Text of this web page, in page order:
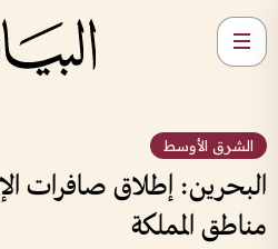
الشرق الأوسط
البحرين: إطلاق صافرات
مناطق المملكة